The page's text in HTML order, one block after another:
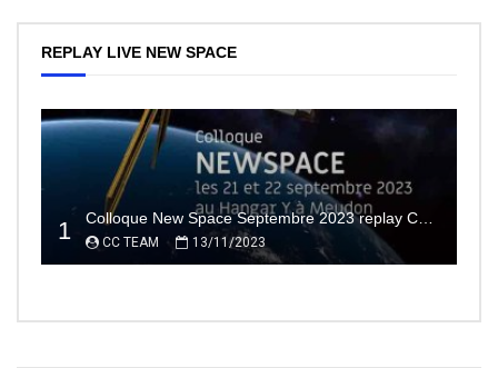
REPLAY LIVE NEW SPACE
1 CC TEAM 13/11/2023